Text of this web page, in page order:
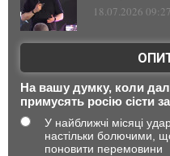
18.07.2026 09:27
На вашу думку, коли
примусять росію сісти
У найближчі місяці
настільки болючими,
поновити перемовини